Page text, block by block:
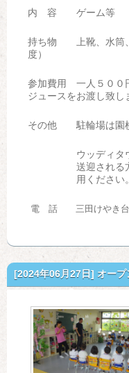
内 容 ゲーム等
持ち物 上靴、水筒、
度）
参加費用 一人５００
ジュースをお渡し致し
その他 駐輪場は園横
ウッディタウン
送迎される
用ください。
電 話 三田けやき台
[2024年06月27日] オー